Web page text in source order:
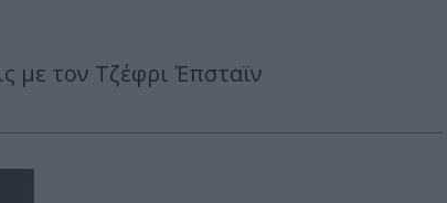
με τον Τζέφρι Έπσταϊν